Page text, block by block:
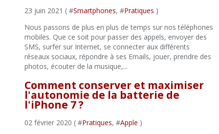
23 juin 2021 ( #Smartphones, #Pratiques )
Nous passons de plus en plus de temps sur nos téléphones
mobiles. Que ce soit pour passer des appels, envoyer des
SMS, surfer sur Internet, se connecter aux différents
réseaux sociaux, répondre à ses Emails, jouer, prendre des
photos, écouter de la musique,...
Comment conserver et maximiser
l'autonomie de la batterie de
l'iPhone 7 ?
02 février 2020 ( #Pratiques, #Apple )